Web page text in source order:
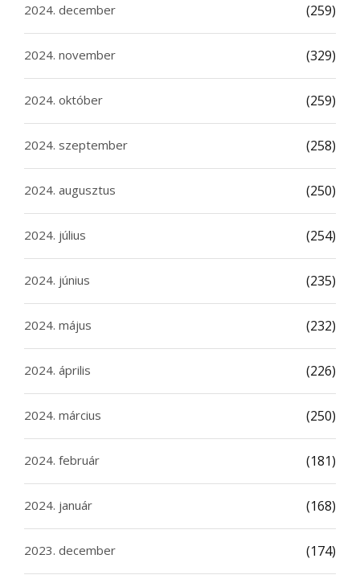
2024. december (259)
2024. november (329)
2024. október (259)
2024. szeptember (258)
2024. augusztus (250)
2024. július (254)
2024. június (235)
2024. május (232)
2024. április (226)
2024. március (250)
2024. február (181)
2024. január (168)
2023. december (174)